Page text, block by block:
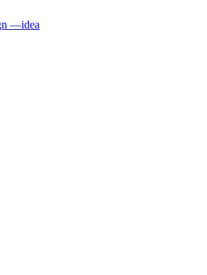
—idea